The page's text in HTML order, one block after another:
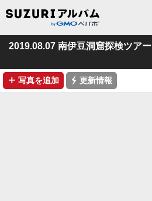
2019.08.07 南伊豆洞窟探検ツアー
➕ 写真を追加 ⚡ 更新情報